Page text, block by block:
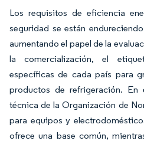
Los requisitos de eficiencia
seguridad se están
aumentando el papel de la
la comercialización, el
específicas de cada país para
productos de refrigeración. En
técnica de la Organización de
para equipos y
ofrece una base común,